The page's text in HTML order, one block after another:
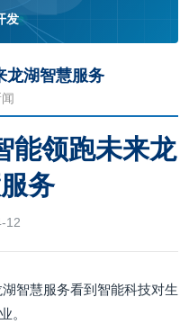
发
龙湖智慧服务
能领跑未来龙
务
12
智慧服务看到智能科技对生
。